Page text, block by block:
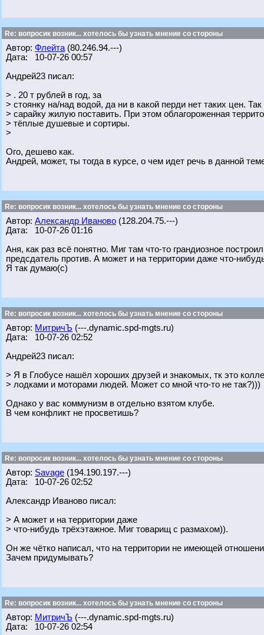
Re: вопросик возник... хотелось бы узнать мнение со стороны
Автор: Флейта (80.246.94.---)
Дата: 10-07-26 00:57
Андрей23 писал:
> . 20 т рублей в год, за
> стоянку на/над водой, да ни в какой перди нет таких цен.
> сарайку жилую поставить. При этом облагороженная
> тёплые душевые и сортиры.
>
Ого, дешево как.
Андрей, может, ты тогда в курсе, о чем идет речь в данной
Re: вопросик возник... хотелось бы узнать мнение со стороны
Автор: Александр Иваново (128.204.75.---)
Дата: 10-07-26 01:16
Аня, как раз всё понятно. Миг там что-то грандиозное
предсдатель против. А может и на территории даже что-
Я так думаю(с)
Re: вопросик возник... хотелось бы узнать мнение со стороны
Автор: МитричЪ (---.dynamic.spd-mgts.ru)
Дата: 10-07-26 02:52
Андрей23 писал:
> Я в Глобусе нашёл хороших друзей и знакомых, тк это
> лодками и моторами людей. Может со мной что-то не так?)))
Однако у вас коммунизм в отдельно взятом клубе.
В чем конфликт не просветишь?
Re: вопросик возник... хотелось бы узнать мнение со стороны
Автор: Savage (194.190.197.---)
Дата: 10-07-26 02:52
Александр Иваново писал:
> А может и на территории даже
> что-нибудь трёхэтажное. Миг товарищ с размахом)).
Он же чётко написал, что на территории не имеющей
Зачем придумывать?
Re: вопросик возник... хотелось бы узнать мнение со стороны
Автор: МитричЪ (---.dynamic.spd-mgts.ru)
Дата: 10-07-26 02:54